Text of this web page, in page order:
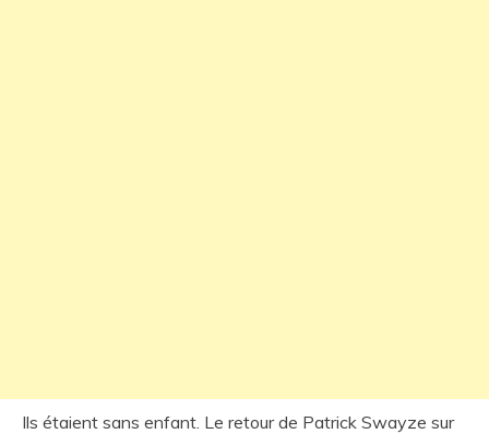
Ils étaient sans enfant. Le retour de Patrick Swayze sur